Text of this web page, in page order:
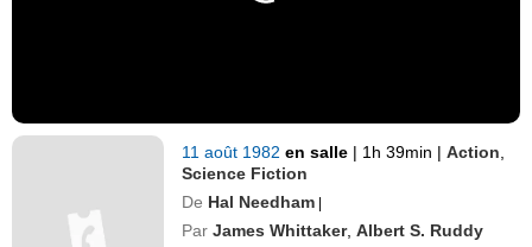
11 août 1982en salle | 1h 39min | Action
Science Fiction
De Hal Needham |
Par James Whittaker,Albert S. Ruddy